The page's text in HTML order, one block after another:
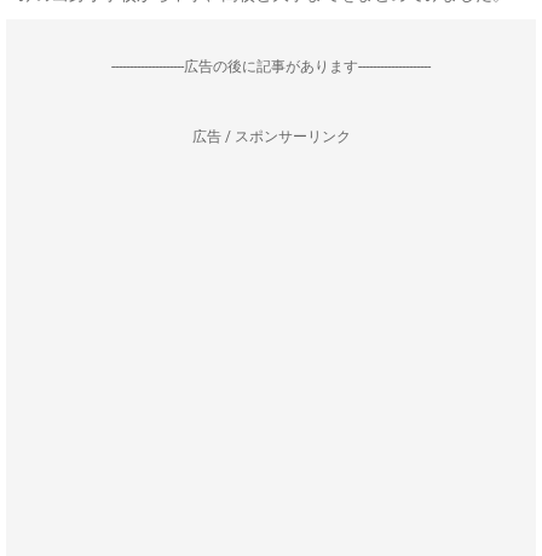
--------------------広告の後に記事があります--------------------
広告 / スポンサーリンク